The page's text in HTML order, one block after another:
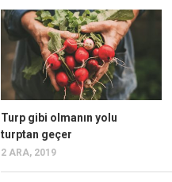
Turp gibi olmanın yolu
turptan geçer
2 ARA, 2019